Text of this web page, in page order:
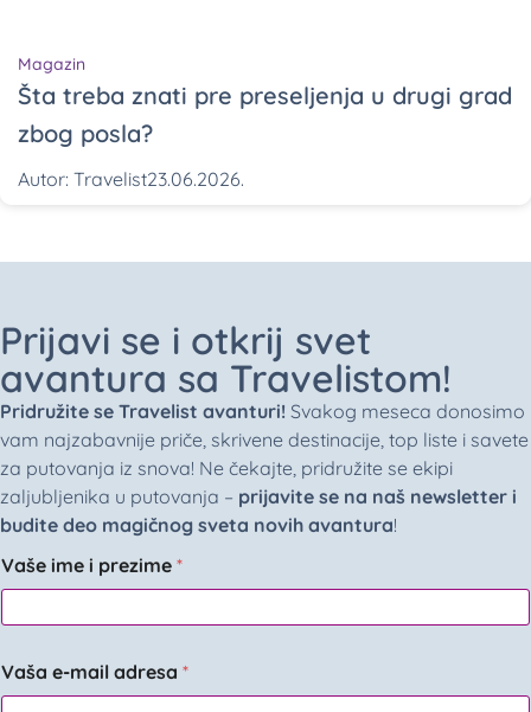
Magazin
Šta treba znati pre preseljenja u drugi grad
zbog posla?
Autor: Travelist23.06.2026.
Prijavi se i otkrij svet
avantura sa Travelistom!
Pridružite se Travelist avanturi! Svakog meseca donosimo
vam najzabavnije priče, skrivene destinacije, top liste i savete
za putovanja iz snova! Ne čekajte, pridružite se ekipi
zaljubljenika u putovanja – prijavite se na naš newsletter i
budite deo magičnog sveta novih avantura!
Vaše ime i prezime *
Vaša e-mail adresa *